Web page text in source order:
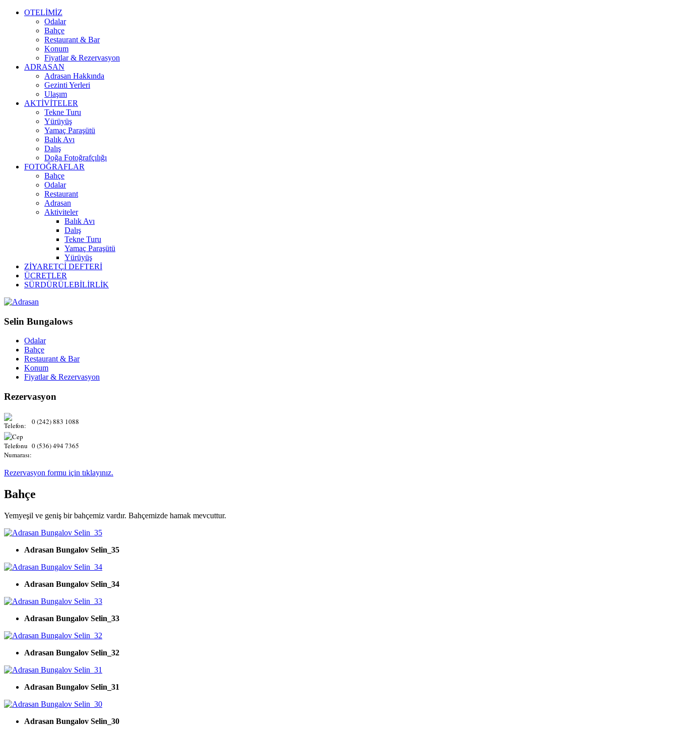
OTELİMİZ
Odalar
Bahçe
Restaurant & Bar
Konum
Fiyatlar & Rezervasyon
ADRASAN
Adrasan Hakkında
Gezinti Yerleri
Ulaşım
AKTİVİTELER
Tekne Turu
Yürüyüş
Yamaç Paraşütü
Balık Avı
Dalış
Doğa Fotoğrafçılığı
FOTOĞRAFLAR
Bahçe
Odalar
Restaurant
Adrasan
Aktiviteler
Balık Avı
Dalış
Tekne Turu
Yamaç Paraşütü
Yürüyüş
ZİYARETÇİ DEFTERİ
ÜCRETLER
SÜRDÜRÜLEBİLİRLİK
Selin Bungalows
Odalar
Bahçe
Restaurant & Bar
Konum
Fiyatlar & Rezervasyon
Rezervasyon
0 (242) 883 1088
0 (536) 494 7365
Rezervasyon formu için tıklayınız.
Bahçe
Yemyeşil ve geniş bir bahçemiz vardır. Bahçemizde hamak mevcuttur.
Adrasan Bungalov Selin_35
Adrasan Bungalov Selin_34
Adrasan Bungalov Selin_33
Adrasan Bungalov Selin_32
Adrasan Bungalov Selin_31
Adrasan Bungalov Selin_30